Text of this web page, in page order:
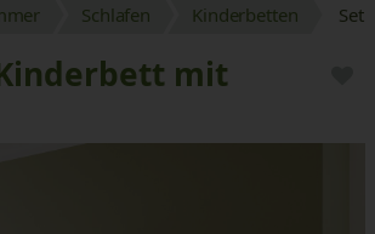
Schlafen Kinderbetten Set
mit